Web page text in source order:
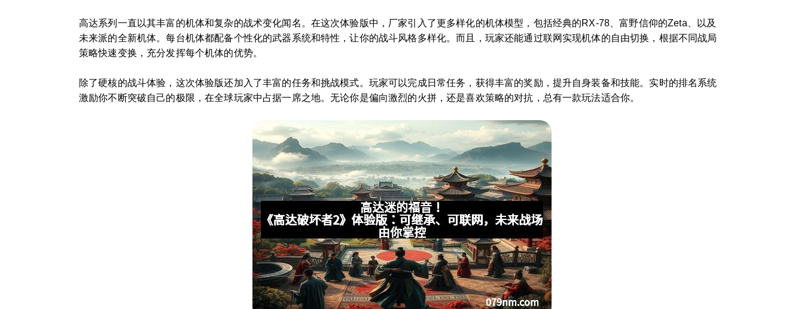
高达系列一直以其丰富的机体和复杂的战术变化闻名。在这次体验版中，厂家引入了更多样化的机体模型，包括经典的RX-78、富野信仰的Zeta、以及
未来派的全新机体。每台机体都配备个性化的武器系统和特性，让你的战斗风格多样化。而且，玩家还能通过联网实现机体的自由切换，根据不同战局
策略快速变换，充分发挥每个机体的优势。
除了硬核的战斗体验，这次体验版还加入了丰富的任务和挑战模式。玩家可以完成日常任务，获得丰富的奖励，提升自身装备和技能。实时的排名系统
激励你不断突破自己的极限，在全球玩家中占据一席之地。无论你是偏向激烈的火拼，还是喜欢策略的对抗，总有一款玩法适合你。